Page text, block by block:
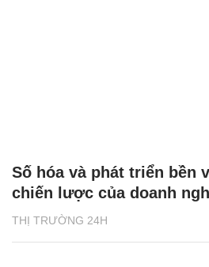
THỊ TRƯỜNG 24H
Số hóa và phát triển bền
chiến lược của doanh